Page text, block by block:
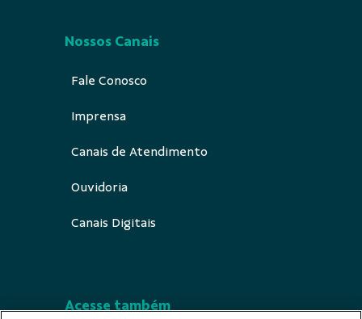
Nossos Canais
Fale Conosco
Imprensa
Canais de Atendimento
Ouvidoria
Canais Digitais
Acesse também